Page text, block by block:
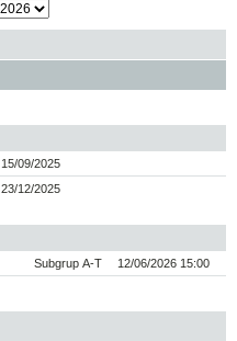
15/09/2025
23/12/2025
Subgrup A-T 12/06/2026 15:00